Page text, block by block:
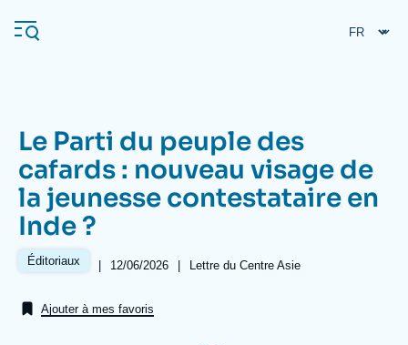
au
contenu
Navigation
principale
L'Ifri
Analyses
Le Parti du peuple des
cafards : nouveau visage de
la jeunesse contestataire en
Inde ?
Éditoriaux |
Date
publication
12/06/2026 |
Référence
Lettre du Centre Asie
Ajouter à mes favoris